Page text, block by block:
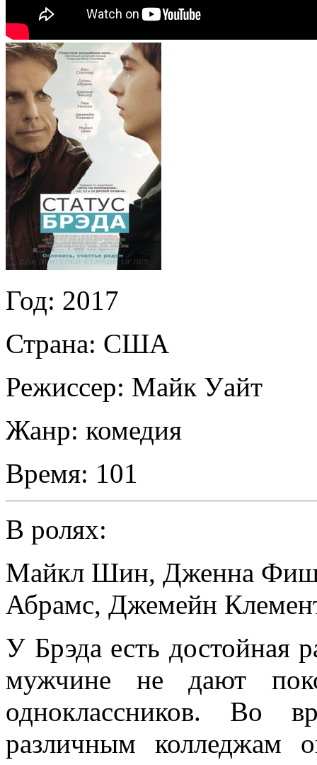
Год: 2017
Страна: США
Режиссер: Майк Уайт
Жанр: комедия
Время: 101
В ролях:
Майкл Шин, Дженна
Абрамс, Джемейн
У Брэда есть достойная
мужчине не дают
одноклассников. Во
различным колледжам